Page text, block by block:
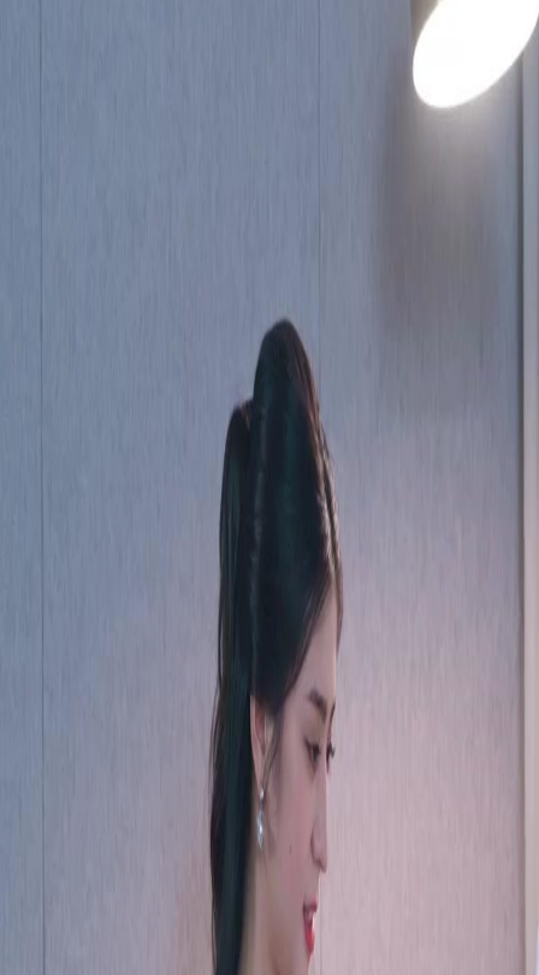
T'AVOIR PERDU, MA BÉNÉDICTION
Épisode 42
Victor Perrin révèle sa vraie nature alors qu'Élise réalise qu'il n'a jamais été sérieux avec
elle, déclenchant une confrontation tendue.Comment Élise va-t-elle réagir face à cette